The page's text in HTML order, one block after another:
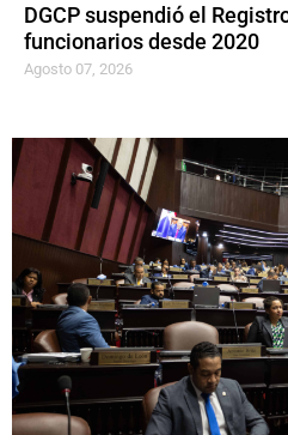
DGCP suspendió el
funcionarios desde 2020
Agosto 07, 2026